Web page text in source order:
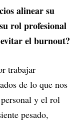
alinear su
rol profesional
el burnout?
trabajar
de lo que nos
y el rol
pesado,